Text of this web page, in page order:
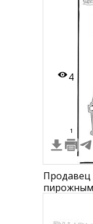
4
1
Продавец